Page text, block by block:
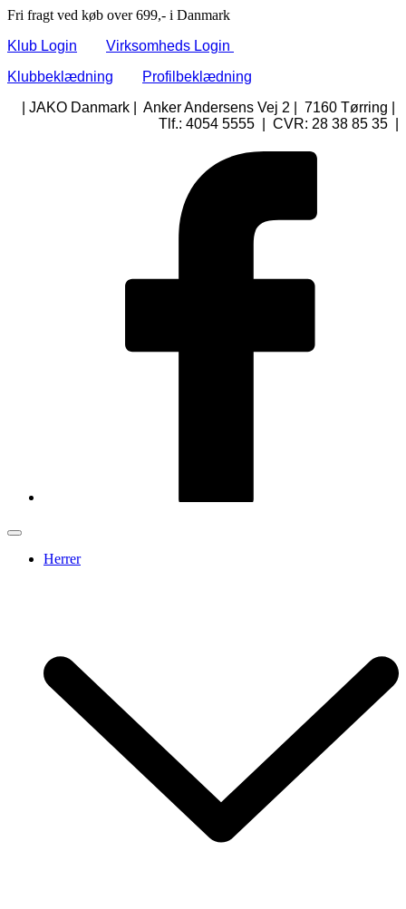
Fri fragt ved køb over 699,- i Danmark
Klub Login
Virksomheds Login
Klubbeklædning
Profilbeklædning
| JAKO Danmark | Anker Andersens Vej 2 | 7160 Tørring |
Tlf.: 4054 5555 | CVR: 28 38 85 35 |
Herrer